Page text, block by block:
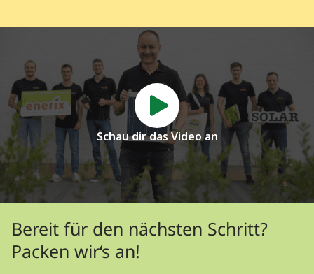
Schau dir das Video an
Bereit für den nächsten Schritt?
Packen wir‘s an!